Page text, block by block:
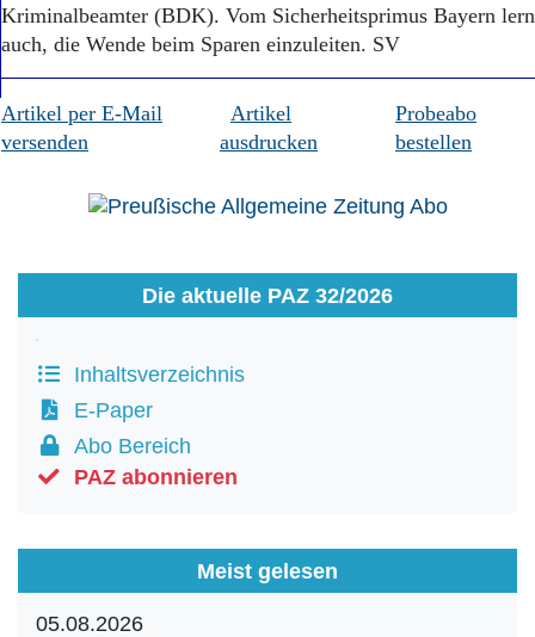
Kriminalbeamter (BDK). Vom Sicherheitsprimus Bayern
auch, die Wende beim Sparen einzuleiten. SV
Artikel per E-Mail
versenden
Artikel
ausdrucken
Probeabo
bestellen
Die aktuelle PAZ 32/2026
Inhaltsverzeichnis
E-Paper
Abo Bereich
PAZ abonnieren
Meist gelesen
05.08.2026